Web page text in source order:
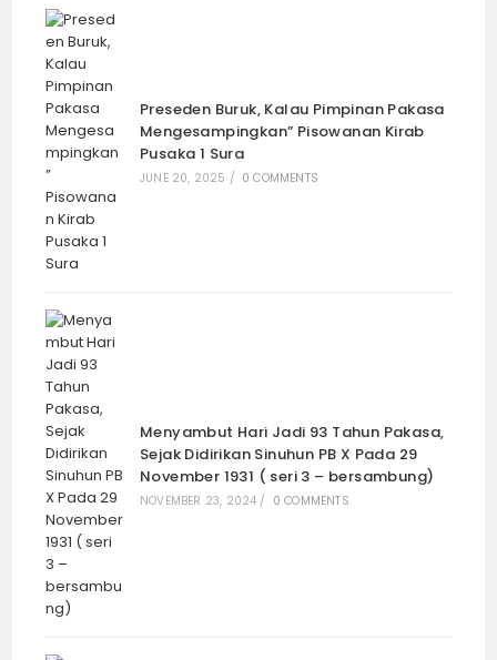
Preseden Buruk, Kalau Pimpinan Pakasa
Mengesampingkan” Pisowanan Kirab
Pusaka 1 Sura
JUNE 20, 2025 / 0 COMMENTS
Menyambut Hari Jadi 93 Tahun Pakasa,
Sejak Didirikan Sinuhun PB X Pada 29
November 1931 ( seri 3 – bersambung)
NOVEMBER 23, 2024 / 0 COMMENTS